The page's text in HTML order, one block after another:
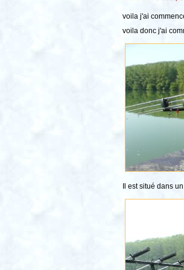
voila j'ai
voila donc j'ai
Il est situé dans